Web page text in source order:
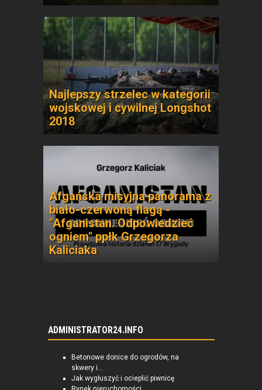
Najlepszy strzelec w kategorii
wojskowej i cywilnej Longshot
2018
Afgańska misyjna panorama z
biało-czerwoną flagą -
"Afganistan. Odpowiedzieć
ogniem" ppłk Grzegorza
Kaliciaka
ADMINISTRATOR24.INFO
Betonowe donice do ogrodów, na
skwery i...
Jak wygłuszyć i ocieplić piwnicę